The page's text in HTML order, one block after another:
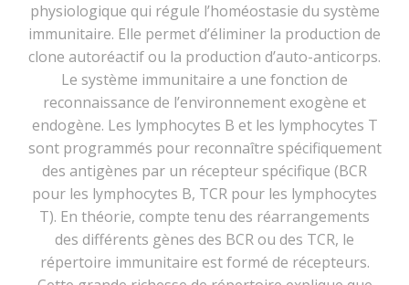
physiologique qui régule l’homéostasie du système
immunitaire. Elle permet d’éliminer la production de
clone autoréactif ou la production d’auto-anticorps.
Le système immunitaire a une fonction de
reconnaissance de l’environnement exogène et
endogène. Les lymphocytes B et les lymphocytes T
sont programmés pour reconnaître spécifiquement
des antigènes par un récepteur spécifique (BCR
pour les lymphocytes B, TCR pour les lymphocytes
T). En théorie, compte tenu des réarrangements
des différents gènes des BCR ou des TCR, le
répertoire immunitaire est formé de récepteurs.